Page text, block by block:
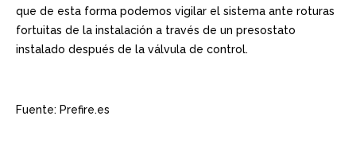
que de esta forma podemos vigilar el sistema ante roturas
fortuitas de la instalación a través de un presostato
instalado después de la válvula de control.
Fuente: Prefire.es